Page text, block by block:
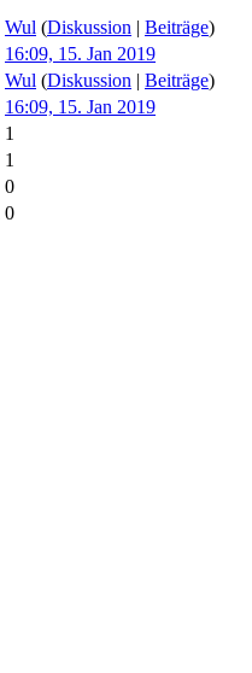
Wul (Diskussion | Beiträge)
16:09, 15. Jan 2019
Wul (Diskussion | Beiträge)
16:09, 15. Jan 2019
1
1
0
0